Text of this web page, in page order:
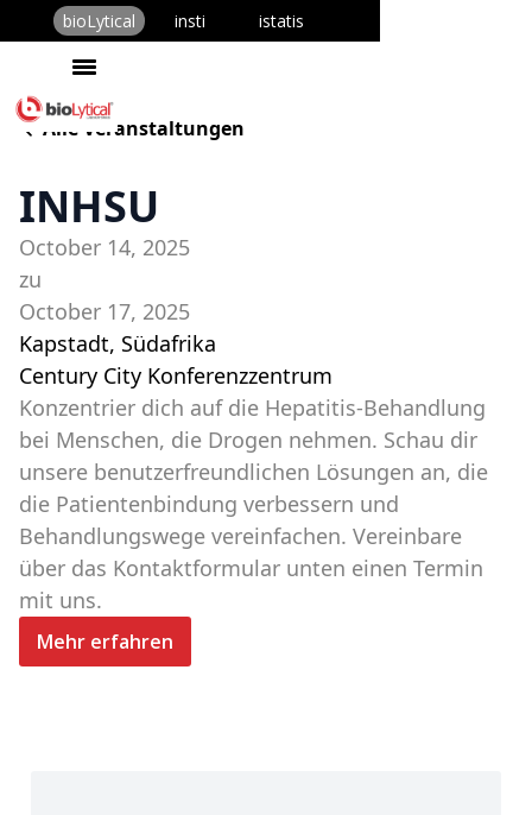
bioLytical insti istatis
Alle Veranstaltungen
INHSU
October 14, 2025
zu
October 17, 2025
Kapstadt, Südafrika
Century City Konferenzzentrum
Konzentrier dich auf die Hepatitis-Behandlung
bei Menschen, die Drogen nehmen. Schau dir
unsere benutzerfreundlichen Lösungen an, die
die Patientenbindung verbessern und
Behandlungswege vereinfachen. Vereinbare
über das Kontaktformular unten einen Termin
mit uns.
Mehr erfahren